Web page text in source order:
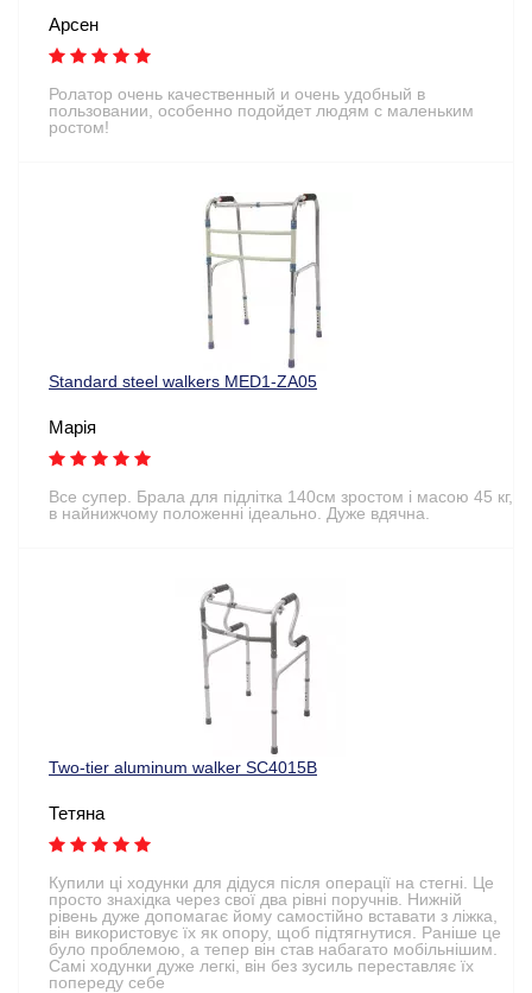
Арсен
Ролатор очень качественный и очень удобный в
пользовании, особенно подойдет людям с маленьким
ростом!
Standard steel walkers MED1-ZA05
Марія
Все супер. Брала для підлітка 140см зростом і масою 45 кг,
в найнижчому положенні ідеально. Дуже вдячна.
Two-tier aluminum walker SC4015B
Тетяна
Купили ці ходунки для дідуся після операції на стегні. Це
просто знахідка через свої два рівні поручнів. Нижній
рівень дуже допомагає йому самостійно вставати з ліжка,
він використовує їх як опору, щоб підтягнутися. Раніше це
було проблемою, а тепер він став набагато мобільнішим.
Самі ходунки дуже легкі, він без зусиль переставляє їх
попереду себе